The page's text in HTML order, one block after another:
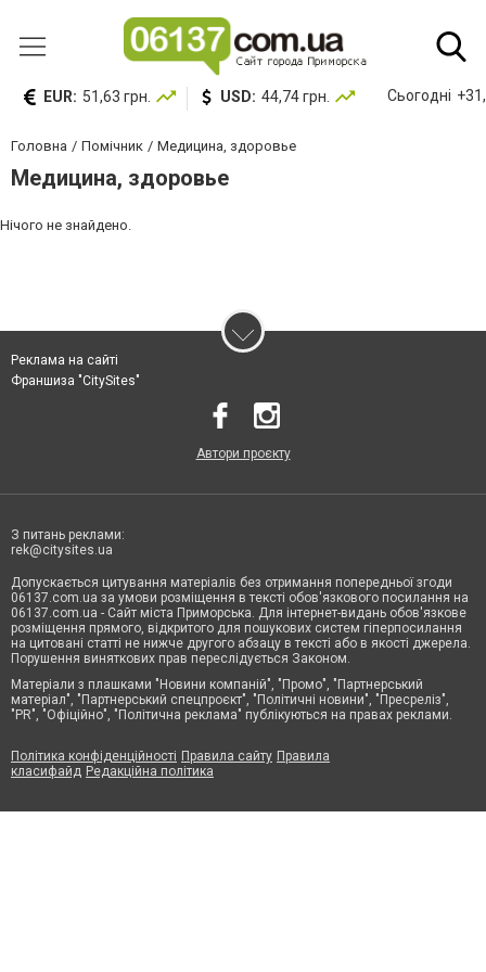
EUR: 51,63 грн. USD: 44,74 грн. Сьогодні
Головна Помічник Медицина, здоровье
Медицина, здоровье
Нічого не знайдено.
Реклама на сайті
Франшиза "CitySites"
Автори проєкту
З питань реклами:
rek@citysites.ua
Допускається цитування матеріалів без отримання попередньої згоди
06137.com.ua за умови розміщення в тексті обов'язкового посилання на
06137.com.ua - Сайт міста Приморська. Для інтернет-видань обов'язкове
розміщення прямого, відкритого для пошукових систем гіперпосилання
на цитовані статті не нижче другого абзацу в тексті або в якості джерела.
Порушення виняткових прав переслідується Законом.
Матеріали з плашками "Новини компаній", "Промо", "Партнерський
матеріал", "Партнерський спецпроєкт", "Політичні новини", "Пресреліз",
"PR", "Офіційно", "Політична реклама" публікуються на правах реклами.
Політика конфіденційності Правила сайту Правила
класифайд Редакційна політика